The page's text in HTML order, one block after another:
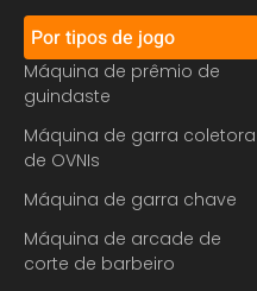
Por tipos de jogo
Máquina de prêmio de
guindaste
Máquina de garra coletora
de OVNIs
Máquina de garra chave
Máquina de arcade de
corte de barbeiro